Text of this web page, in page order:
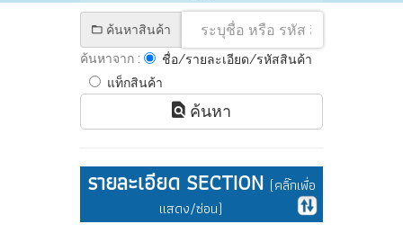
ค้นหาสินค้า
ค้นหาจาก :
ชื่อ/รายละเอียด/รหัสสินค้า
แท็กสินค้า
ค้นหา
รายละเอียด SECTION (คลิ๊กเพื่อ
แสดง/ซ่อน)